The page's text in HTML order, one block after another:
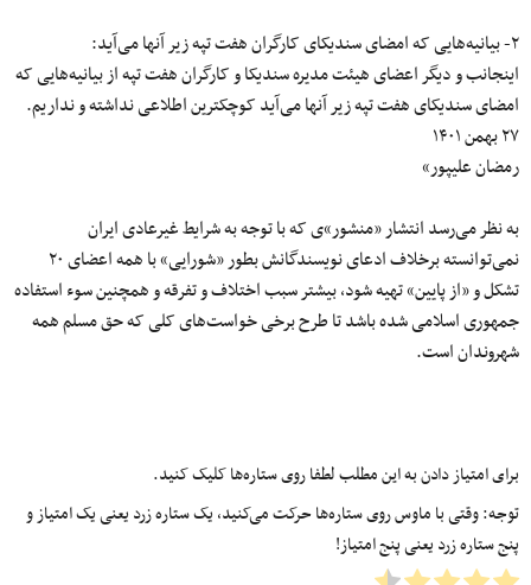
۲- بیانیه‌هایی که امضای سندیکای کارگران هفت تپه زیر آنها می‌آید:
اینجانب و دیگر اعضای هیئت مدیره سندیکا و کارگران هفت تپه از بیانیه‌هایی که
امضای سندیکای هفت تپه زیر آنها می‌آید کوچکترین اطلاعی نداشته و نداریم‌.
۲۷ بهمن ۱۴۰۱
رمضان علیپور»
به نظر می‌رسد انتشار «منشور»ی که با توجه به شرایط غیرعادی ایران
نمی‌توانسته برخلاف ادعای نویسندگانش بطور «شورایی» با همه اعضای ۲۰
تشکل و «از پایین» تهیه شود، بیشتر سبب اختلاف و تفرقه و همچنین سوء استفاده
جمهوری اسلامی شده باشد تا طرح برخی خواست‌های کلی که حق مسلم همه
شهروندان است.
برای امتیاز دادن به این مطلب لطفا روی ستاره‌ها کلیک کنید.
توجه: وقتی با ماوس روی ستاره‌ها حرکت می‌کنید، یک ستاره زرد یعنی یک امتیاز و
پنج ستاره زرد یعنی پنج امتیاز!